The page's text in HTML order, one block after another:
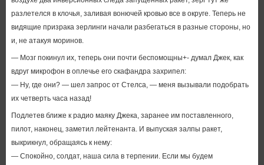
разлетелся в клочья, заливая вонючей кровью все в округе. Теперь не
видящие призрака зерлинги начали разбегаться в разные стороны, но
и, не атакуя моринов.
— Мозг покинул их, теперь они почти беспомощны+- думал Джек, как
вдруг микрофон в оплечье его скафандра захрипел:
— Ну, где они? — шел запрос от Стелса, — меня вызывали подобрать
их четверть часа назад!
Подлетев ближе к радио маяку Джека, заранее им поставленного,
пилот, наконец, заметил лейтенанта. И выпуская залпы ракет,
выкрикнул, обращаясь к нему:
— Спокойно, солдат, наша сила в терпении. Если мы будем